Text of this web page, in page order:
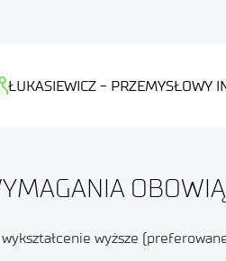
ŁUKASIEWICZ - PRZEMYSŁOWY
wykształcenie wyższe